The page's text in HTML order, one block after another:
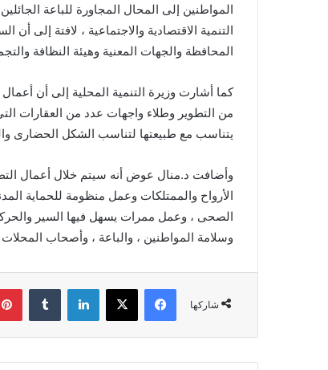
المواطنين إلى المحال المجاورة للباعة
التنمية الاقتصادية والاجتماعية ، لافتة إلى
المحافظة والجهات المعنية وهيئة النظافة
كما أشارت وزيرة التنمية المحلية إلى أن
من التطوير وطلاء واجهات عدد من العقارات
يتناسب مع طبيعتها لتناسب الشكل الحضارى
وأضافت د.منال عوض أنه سيتم خلال أعمال
الأرواح والممتلكات وعمل منظومة للحماية
الصحى ، وعمل ممرات يسهل فيها السير
وسلامة المواطنين ، والباعة ، وأصحاب
شاركها
فيسبوك X لينكدإن